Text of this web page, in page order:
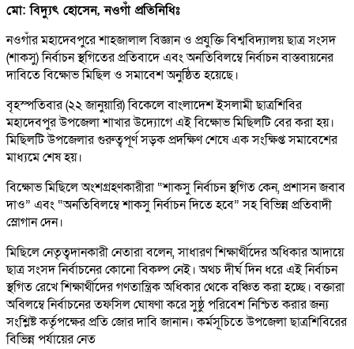
মো: বিদ্যুৎ হোসেন, নওগাঁ প্রতিনিধিঃ
নওগাঁর মহাদেবপুরে শাহজালাল বিজ্ঞান ও প্রযুক্তি বিশ্ববিদ্যালয় ছাত্র সংসদ
(শাকসু) নির্বাচন স্থগিতের প্রতিবাদে এবং অনতিবিলম্বে নির্বাচন বাস্তবায়নের
দাবিতে বিক্ষোভ মিছিল ও সমাবেশ অনুষ্ঠিত হয়েছে।
বৃহস্পতিবার (২২ জানুয়ারি) বিকেলে বাংলাদেশ ইসলামী ছাত্রশিবির
মহাদেবপুর উপজেলা শাখার উদ্যোগে এই বিক্ষোভ মিছিলটি বের করা হয়।
মিছিলটি উপজেলার গুরুত্বপূর্ণ সড়ক প্রদক্ষিণ শেষে এক সংক্ষিপ্ত সমাবেশের
মাধ্যমে শেষ হয়।
বিক্ষোভ মিছিলে অংশগ্রহণকারীরা “শাকসু নির্বাচন স্থগিত কেন, প্রশাসন জবাব
দাও” এবং “অনতিবিলম্বে শাকসু নির্বাচন দিতে হবে” সহ বিভিন্ন প্রতিবাদী
স্লোগান দেন।
মিছিলে নেতৃত্বদানকারী নেতারা বলেন, সাধারণ শিক্ষার্থীদের অধিকার আদায়ে
ছাত্র সংসদ নির্বাচনের কোনো বিকল্প নেই। অথচ দীর্ঘ দিন ধরে এই নির্বাচন
স্থগিত রেখে শিক্ষার্থীদের গণতান্ত্রিক অধিকার থেকে বঞ্চিত করা হচ্ছে। বক্তারা
অবিলম্বে নির্বাচনের তফসিল ঘোষণা করে সুষ্ঠু পরিবেশ নিশ্চিত করার জন্য
সংশ্লিষ্ট কর্তৃপক্ষের প্রতি জোর দাবি জানান। কর্মসূচিতে উপজেলা ছাত্রশিবিরের
বিভিন্ন পর্যায়ের নেত